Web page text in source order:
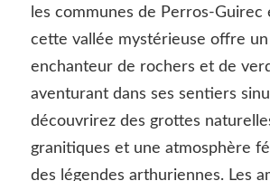
les communes de Perros-Guirec
cette vallée mystérieuse offre un
enchanteur de rochers et de
aventurant dans ses sentiers
découvrirez des grottes
granitiques et une atmosphère
des légendes arthuriennes. Les